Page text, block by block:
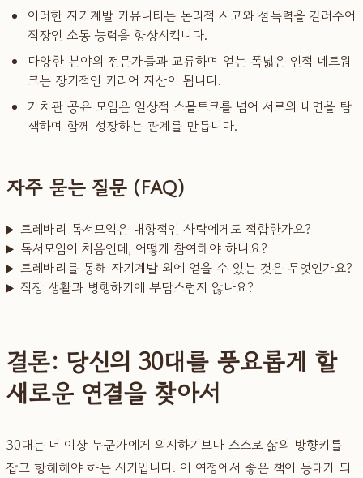
이러한 자기계발 커뮤니티는 논리적 사고와 설득력을 길러주어
직장인 소통 능력을 향상시킵니다.
다양한 분야의 전문가들과 교류하며 얻는 폭넓은 인적 네트워
크는 장기적인 커리어 자산이 됩니다.
가치관 공유 모임은 일상적 스몰토크를 넘어 서로의 내면을 탐
색하며 함께 성장하는 관계를 만듭니다.
자주 묻는 질문 (FAQ)
트레바리 독서모임은 내향적인 사람에게도 적합한가요?
독서모임이 처음인데, 어떻게 참여해야 하나요?
트레바리를 통해 자기계발 외에 얻을 수 있는 것은 무엇인가요?
직장 생활과 병행하기에 부담스럽지 않나요?
결론: 당신의 30대를 풍요롭게 할
새로운 연결을 찾아서
30대는 더 이상 누군가에게 의지하기보다 스스로 삶의 방향키를
잡고 항해해야 하는 시기입니다. 이 여정에서 좋은 책이 등대가 되